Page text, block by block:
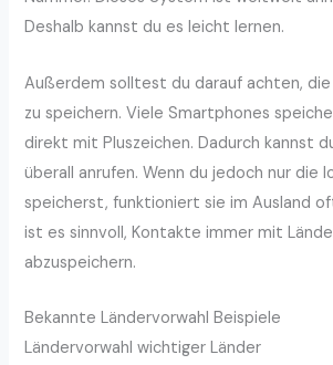
Deshalb kannst du es leicht lernen.
Außerdem solltest du darauf achten,
zu speichern. Viele Smartphones
direkt mit Pluszeichen. Dadurch kannst
überall anrufen. Wenn du jedoch nur die
speicherst, funktioniert sie im Ausland
ist es sinnvoll, Kontakte immer mit
abzuspeichern.
Bekannte Ländervorwahl Beispiele
Ländervorwahl wichtiger Länder